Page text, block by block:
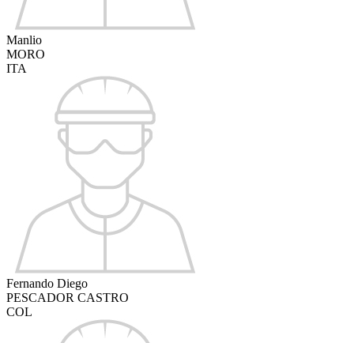
Manlio
MORO
ITA
Fernando Diego
PESCADOR CASTRO
COL